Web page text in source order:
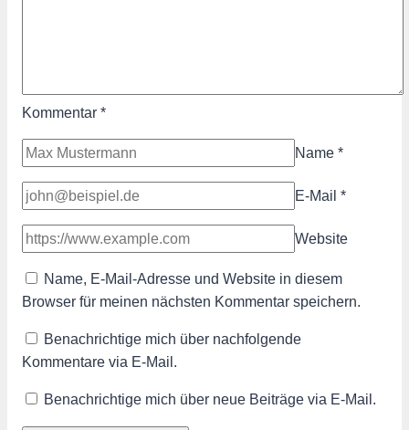
Kommentar *
Name *
E-Mail *
Website
Name, E-Mail-Adresse und Website in diesem
Browser für meinen nächsten Kommentar speichern.
Benachrichtige mich über nachfolgende
Kommentare via E-Mail.
Benachrichtige mich über neue Beiträge via E-Mail.